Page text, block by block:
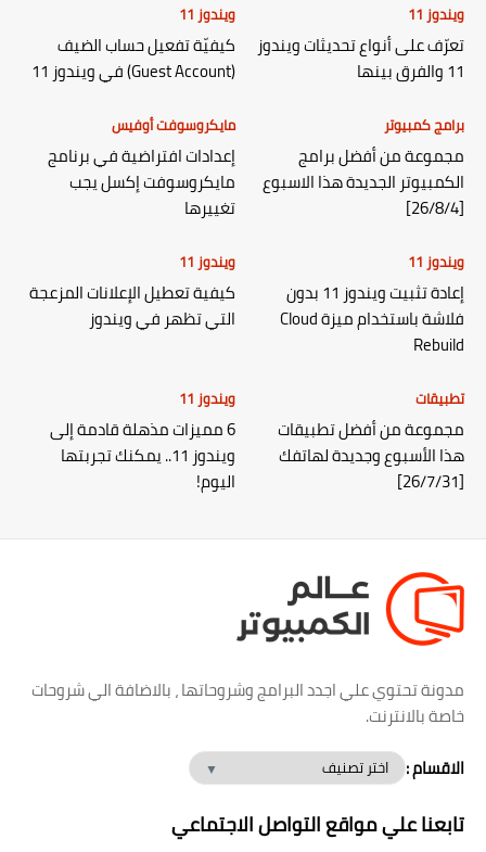
ويندوز 11
تعرّف على أنواع تحديثات ويندوز
11 والفرق بينها
ويندوز 11
كيفيّة تفعيل حساب الضيف
(Guest Account) في ويندوز 11
برامج كمبيوتر
مجموعة من أفضل برامج
الكمبيوتر الجديدة هذا الاسبوع
[26/8/4]
مايكروسوفت أوفيس
إعدادات افتراضية في برنامج
مايكروسوفت إكسل يجب
تغييرها
ويندوز 11
إعادة تثبيت ويندوز 11 بدون
فلاشة باستخدام ميزة Cloud
Rebuild
ويندوز 11
كيفية تعطيل الإعلانات المزعجة
التي تظهر في ويندوز
تطبيقات
مجموعة من أفضل تطبيقات
هذا الأسبوع وجديدة لهاتفك
[26/7/31]
ويندوز 11
6 مميزات مذهلة قادمة إلى
ويندوز 11.. يمكنك تجربتها
اليوم!
مدونة تحتوي علي اجدد البرامج وشروحاتها ، بالاضافة الي شروحات
خاصة بالانترنت.
الاقسام :
تابعنا علي مواقع التواصل الاجتماعي